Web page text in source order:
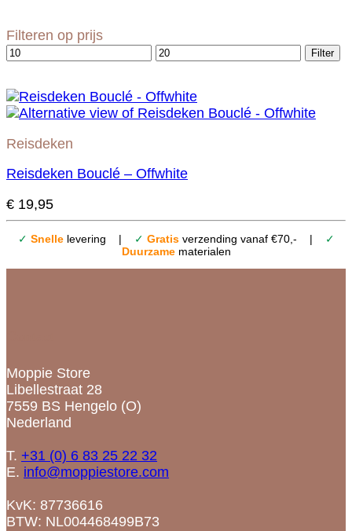
Filteren op prijs
Min.
Max.
Filter
Reisdeken
Reisdeken Bouclé – Offwhite
€ 19,95
✓ Snellelevering | ✓ Gratisverzending vanaf €70,- |
✓
Duurzamematerialen
Moppie Store
Libellestraat 28
7559 BS Hengelo (O)
Nederland
T. +31 (0) 6 83 25 22 32
E. info@moppiestore.com
KvK: 87736616
BTW: NL004468499B73